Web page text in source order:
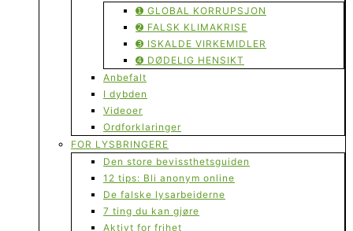
➊ GLOBAL KORRUPSJON
➋ FALSK KLIMAKRISE
➌ ISKALDE VIRKEMIDLER
➍ DØDELIG HENSIKT
Anbefalt
I dybden
Videoer
Ordforklaringer
FOR LYSBRINGERE
Den store bevissthetsguiden
12 tips: Bli anonym online
De falske lysarbeiderne
7 ting du kan gjøre
Aktivt for frihet